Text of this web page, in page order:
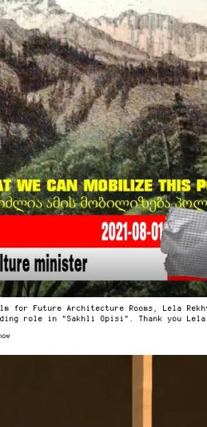
for Future Architecture Rooms, Lela
role in "Sakhli Opisi". Thank you